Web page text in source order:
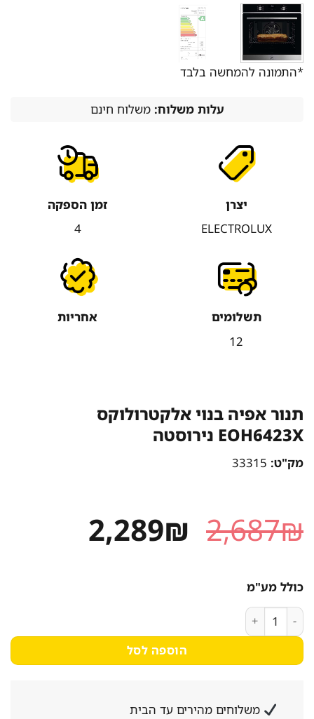
*התמונה להמחשה בלבד
עלות משלוח:משלוח חינם
יצרן
ELECTROLUX
זמן הספקה
4
תשלומים
12
אחריות
תנור אפיה בנוי אלקטרולוקס
EOH6423X נירוסטה
מק"ט:33315
2,687₪ המחיר
המקורי
2,289₪ המחיר
כולל מע"מ
כמות של תנור אפיה בנוי אלקטרולוקס EOH6423X נירוסטה
הוספה לסל
משלוחים מהירים עד הבית